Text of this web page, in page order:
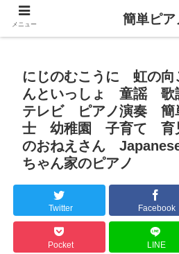
にじのむこうに 虹の
んといっしょ 童謡
テレビ ピアノ演奏
士 幼稚園 子育て
のおねえさん
ちゃん家のピアノ
Twitter Facebook
Pocket LINE
メニュー 簡単ピア